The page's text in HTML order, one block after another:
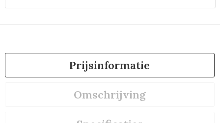
Prijsinformatie
Omschrijving